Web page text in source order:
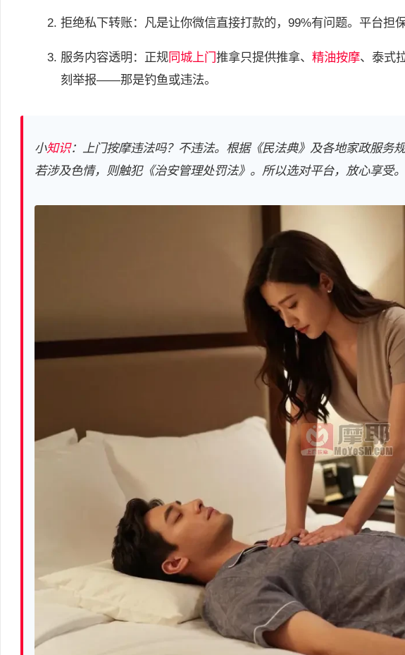
拒绝私下转账：凡是让你微信直接打款的，99%有问题。平台担
服务内容透明：正规同城上门推拿只提供推拿、精油按摩、泰式
刻举报——那是钓鱼或违法。
小知识：上门按摩违法吗？不违法。根据《民法典》及各地家政服务
若涉及色情，则触犯《治安管理处罚法》。所以选对平台，放心享受。